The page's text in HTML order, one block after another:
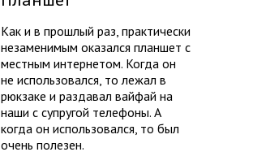
Как и в прошлый раз, практически
незаменимым оказался планшет с
местным интернетом. Когда он
не использовался, то лежал в
рюкзаке и раздавал вайфай на
наши с супругой телефоны. А
когда он использовался, то был
очень полезен.